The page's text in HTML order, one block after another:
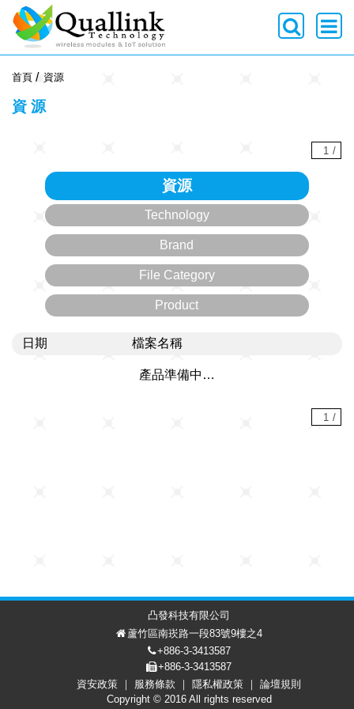
會員中心
首頁 資源
資源
1 /
資源
Technology
Brand
File Category
Product
日期 檔案名稱
產品準備中…
1 /
凸發科技有限公司
蘆竹區南崁路一段83號9樓之4
+886-3-3413587
+886-3-3413587
資安政策
服務條款 隱私權政策
論壇規則
Copyright © 2016 All rights reserved